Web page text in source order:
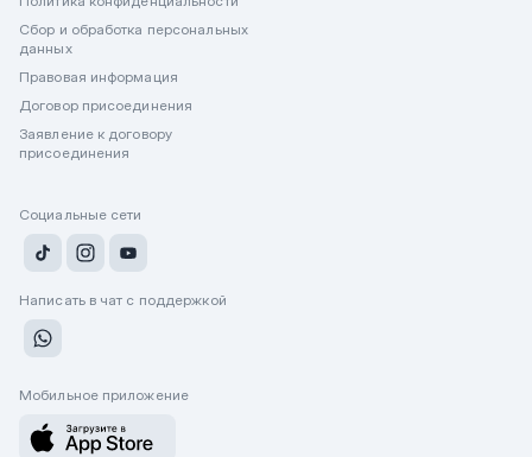
Сбор и обработка персональных
данных
Правовая информация
Договор присоединения
Заявление к договору
присоединения
Социальные сети
Написать в чат с поддержкой
Мобильное приложение